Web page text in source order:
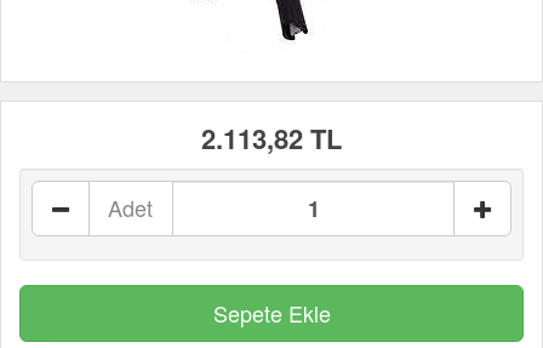
2.113,82 TL
Adet